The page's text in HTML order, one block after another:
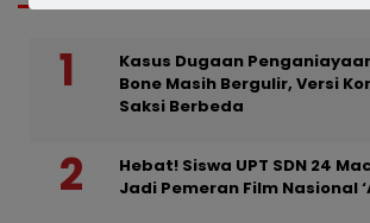
Kasus Dugaan
Bone Masih Bergulir, Versi
Saksi Berbeda
Hebat! Siswa UPT SDN 24
Jadi Pemeran Film Nasional